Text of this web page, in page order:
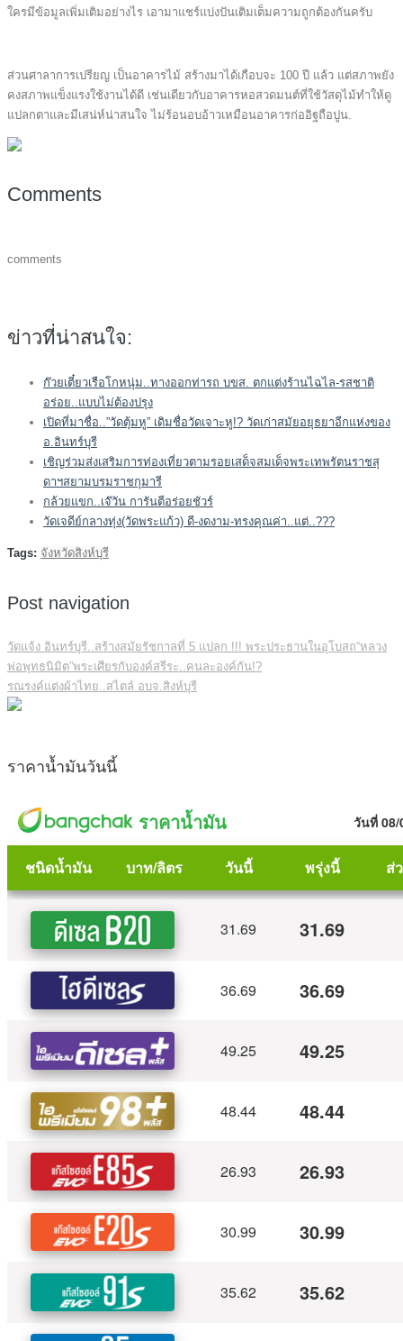
ใครมีข้อมูลเพิ่มเติมอย่างไร เอามาแชร์แบ่งปันเติมเต็มความถูกต้องกันครับ
ส่วนศาลาการเปรียญ เป็นอาคารไม้ สร้างมาได้เกือบจะ 100 ปี แล้ว แต่สภาพยัง
คงสภาพแข็งแรงใช้งานได้ดี เช่นเดียวกับอาคารหอสวดมนต์ที่ใช้วัสดุไม้ทำให้ดู
แปลกตาและมีเสน่ห์น่าสนใจ ไม่ร้อนอบอ้าวเหมือนอาคารก่ออิฐถือปูน.
Comments
comments
ข่าวที่น่าสนใจ:
ก๊วยเตี๋ยวเรือโกหนุ่ม..ทางออกท่ารถ บขส. ตกแต่งร้านไฉไล-รสชาติ
อร่อย..แบบไม่ต้องปรุง
เปิดที่มาชื่อ..”วัดตุ้มหู” เดิมชื่อวัดเจาะหู!? วัดเก่าสมัยอยุธยาอีกแห่งของ
อ.อินทร์บุรี
เชิญร่วมส่งเสริมการท่องเที่ยวตามรอยเสด็จสมเด็จพระเทพรัตนราชสุ
ดาฯสยามบรมราชกุมารี
กล้วยแขก..เจ๊วัน การันตีอร่อยชัวร์
วัดเจดีย์กลางทุ่ง(วัดพระแก้ว) ดี-งดงาม-ทรงคุณค่า..แต่..???
Tags: จังหวัดสิงห์บุรี
Post navigation
วัดแจ้ง อินทร์บุรี..สร้างสมัยรัชกาลที่ 5 แปลก !!! พระประธานในอุโบสถ“หลวง
พ่อพุทธนิมิต”พระเศียรกับองค์สรีระ..คนละองค์กัน!?
รณรงค์แต่งผ้าไทย..สไตล์ อบจ.สิงห์บุรี
ราคาน้ำมันวันนี้